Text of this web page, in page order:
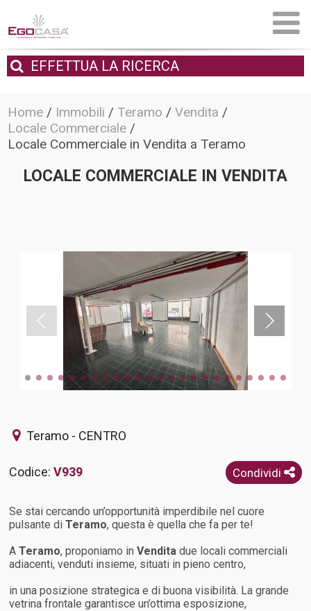
EFFETTUA LA RICERCA
Home / Immobili /Teramo /Vendita /
Locale Commerciale /
Locale Commerciale in Vendita a Teramo
LOCALE COMMERCIALE IN VENDITA
Teramo - CENTRO
Condividi
Codice:V939
Se stai cercando un’opportunità imperdibile nel cuore
pulsante diTeramo, questa è quella che fa per te!
ATeramo, proponiamo inVendita due locali commerciali
adiacenti, venduti insieme, situati in pieno centro,
in una posizione strategica e di buona visibilità. La grande
vetrina frontale garantisce un’ottima esposizione,